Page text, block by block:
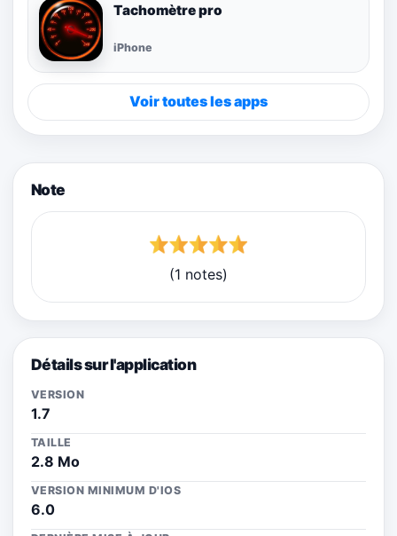
Tachomètre pro
iPhone
Voir toutes les apps
Note
(1 notes)
Détails sur l'application
VERSION
1.7
TAILLE
2.8 Mo
VERSION MINIMUM D'IOS
6.0